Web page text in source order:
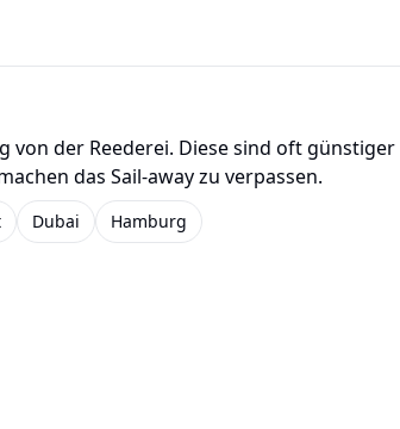
von der Reederei. Diese sind oft
das Sail-away zu verpassen.
Dubai Hamburg